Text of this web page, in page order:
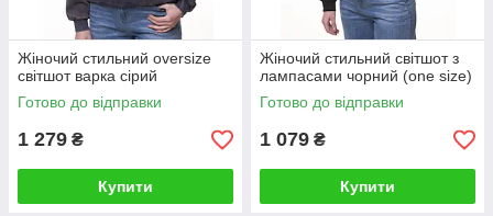
Жіночий стильний oversize
світшот варка сірий
Готово до відправки
1 279 ₴
Купити
Жіночий стильний світшот з
лампасами чорний (one size)
Готово до відправки
1 079 ₴
Купити